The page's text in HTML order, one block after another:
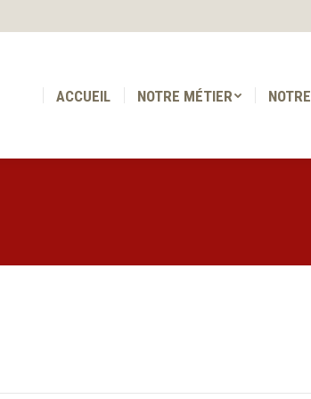
ACCUEIL NOTRE MÉTIER
ACCUEIL NOTRE MÉTIER